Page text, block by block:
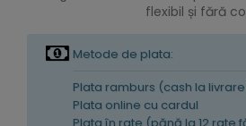
flexibil și fără
Metode de plata:
Plata ramburs (cash la
Plata online cu cardul